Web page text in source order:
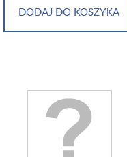
DODAJ DO KOSZYKA